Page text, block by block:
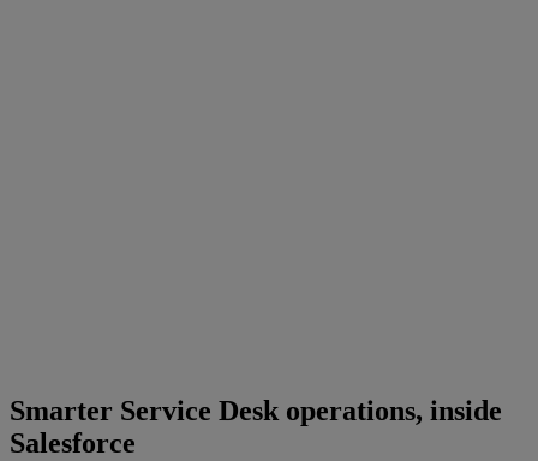
Smarter Service Desk operations, inside
Salesforce